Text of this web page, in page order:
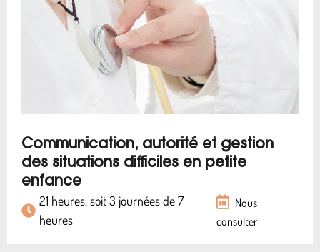
Communication, autorité et gestion
des situations difficiles en petite
enfance
21 heures, soit 3 journées de 7
heures
Nous
consulter